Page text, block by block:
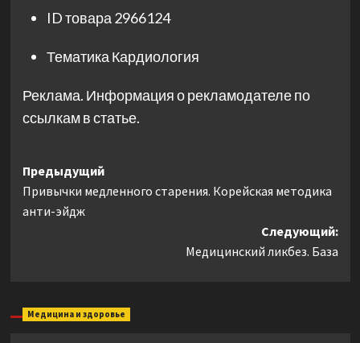
ID товара 2966124
Тематика Кардиология
Реклама. Информация о рекламодателе по
ссылкам в статье.
Навигация
записи
Предыдущий
Привычки медленного старения. Корейская методика
анти-эйдж
Следующий:
Медицинский ликбез. База
Медицина и здоровье